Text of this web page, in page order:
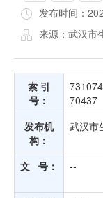
发布时间：
来源：武汉市
索 引
号：
70437
发布机
构：
武汉市
文 号：
--